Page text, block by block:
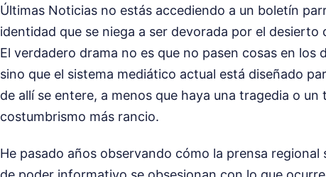
Últimas Noticias no estás accediendo a un boletín
identidad que se niega a ser devorada por el
El verdadero drama no es que no pasen cosas en los
sino que el sistema mediático actual está diseñado
de allí se entere, a menos que haya una tragedia o
costumbrismo más rancio.
He pasado años observando cómo la prensa